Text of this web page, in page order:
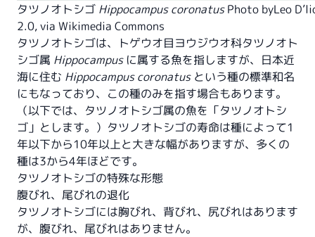
タツノオトシゴ Hippocampus coronatusPhoto byLeo
2.0, via Wikimedia Commons
タツノオトシゴは、トゲウオ目ヨウジウオ科タツノオト
シゴ属 Hippocampus に属する魚を指しますが、日本近
海に住む Hippocampus coronatus という種の標準和名
にもなっており、この種のみを指す場合もあります。
（以下では、タツノオトシゴ属の魚を「タツノオトシ
ゴ」とします。）タツノオトシゴの寿命は種によって1
年以下から10年以上と大きな幅がありますが、多くの
種は3から4年ほどです。
タツノオトシゴの特殊な形態
腹びれ、尾びれの退化
タツノオトシゴには胸びれ、背びれ、尻びれはあります
が、腹びれ、尾びれはありません。